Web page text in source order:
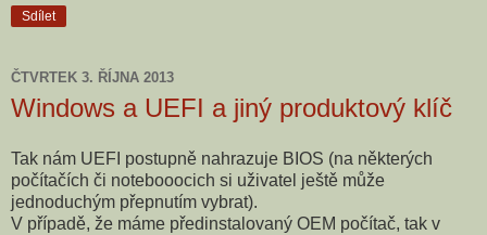
Sdílet
ČTVRTEK 3. ŘÍJNA 2013
Windows a UEFI a jiný produktový klíč
Tak nám UEFI postupně nahrazuje BIOS (na některých
počítačích či notebooocich si uživatel ještě může
jednoduchým přepnutím vybrat).
V případě, že máme předinstalovaný OEM počítač, tak v